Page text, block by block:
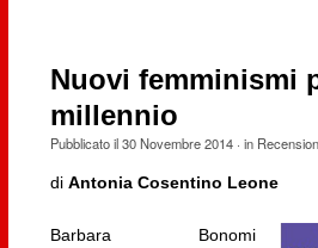
Nuovi femminismi
millennio
Pubblicato il30 Novembre 2014· in
di Antonia Cosentino Leone
Barbara Bonomi